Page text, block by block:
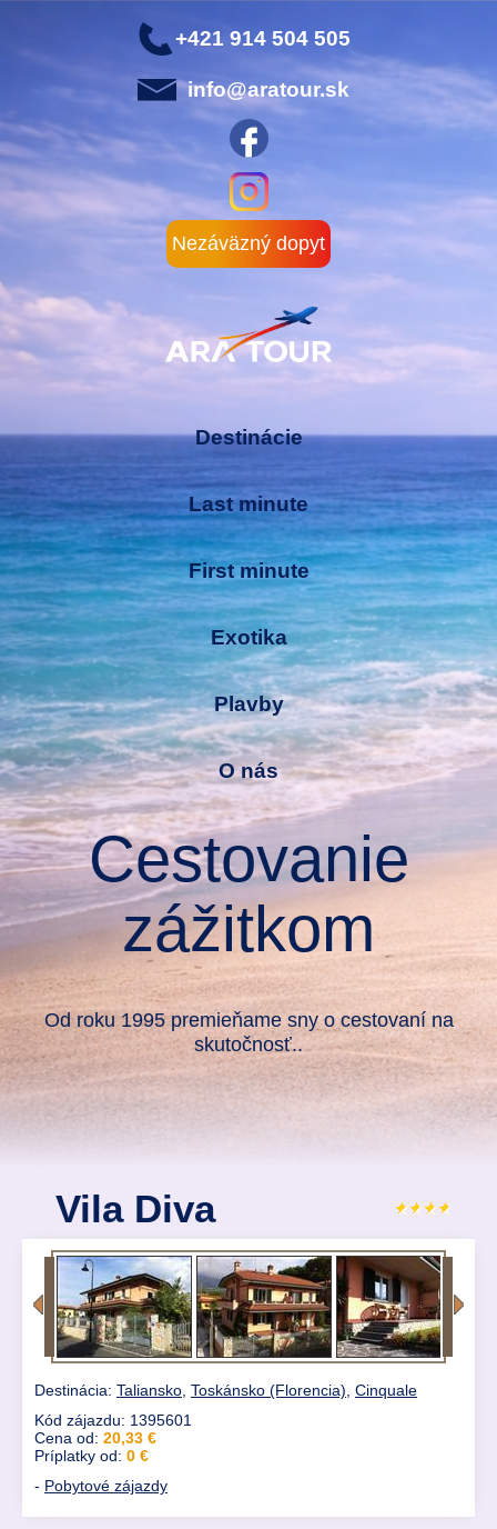
+421 914 504 505
info@aratour.sk
Nezáväzný dopyt
Destinácie
Last minute
First minute
Exotika
Plavby
O nás
Cestovanie
zážitkom
Od roku 1995 premieňame sny o cestovaní na
skutočnosť..
Vila Diva
Destinácia: Taliansko, Toskánsko (Florencia), Cinquale
Kód zájazdu: 1395601
Cena od: 20,33 €
Príplatky od: 0 €
- Pobytové zájazdy